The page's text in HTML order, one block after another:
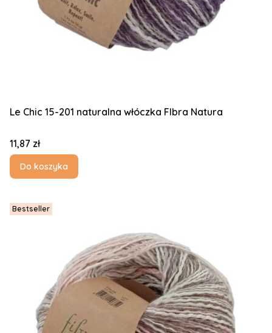
Le Chic 15-201 naturalna włóczka FIbra Natura
Cena
11,87 zł
Do koszyka
Bestseller